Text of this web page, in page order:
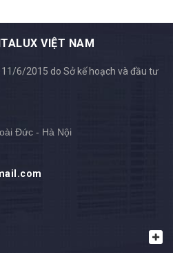
VIỆT NAM
6/2015 do Sở kế hoạch và đầu tư
Đức - Hà Nội